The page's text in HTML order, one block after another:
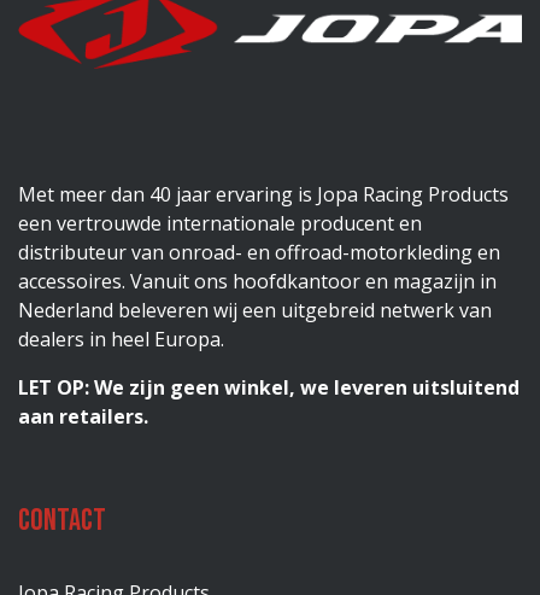
Met meer dan 40 jaar ervaring is Jopa Racing Products
een vertrouwde internationale producent en
distributeur van onroad- en offroad-motorkleding en
accessoires. Vanuit ons hoofdkantoor en magazijn in
Nederland beleveren wij een uitgebreid netwerk van
dealers in heel Europa.
LET OP: We zijn geen winkel, we leveren uitsluitend
aan retailers.
Contact